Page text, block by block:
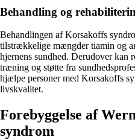
Behandling og
Behandlingen af Korsakoffs
tilstrækkelige mængder tiamin og
hjernens sundhed. Derudover kan
træning og støtte fra
hjælpe personer med Korsakoffs
livskvalitet.
Forebyggelse af
syndrom